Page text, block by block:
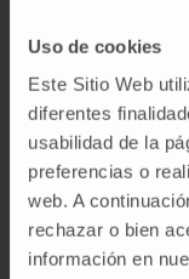
Uso de cookies
Este Sitio Web
diferentes
usabilidad de la
preferencias o
web. A
rechazar o bien
información en
ABOUT CIMA
Who we are
Research Center of the
Campus of the